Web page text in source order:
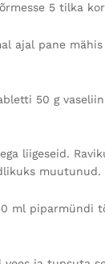
5 tilka
ajal pane
50 g
liigeseid.
muutunud.
ml piparmündi